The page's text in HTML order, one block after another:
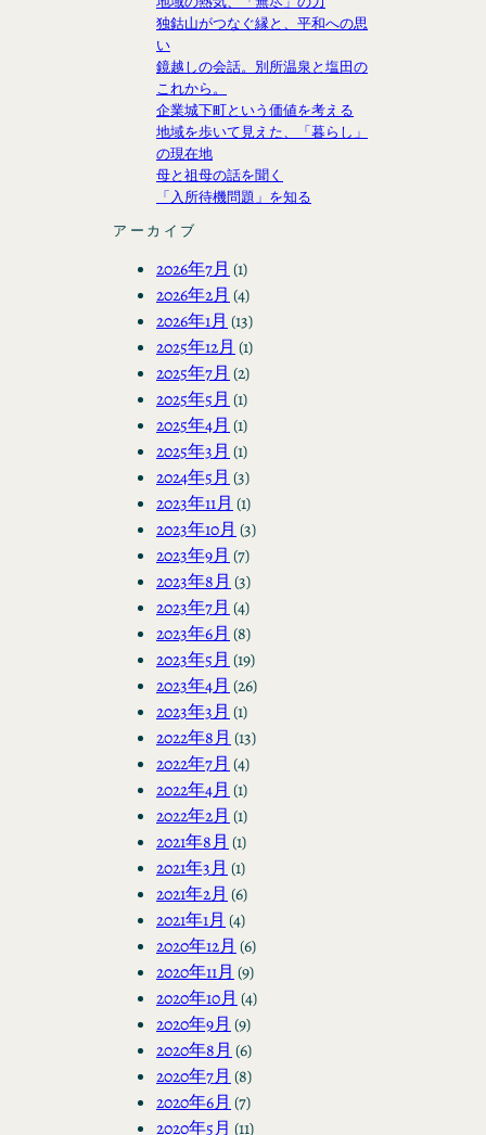
独鈷山がつなぐ縁と、平和への思
い
鏡越しの会話。別所温泉と塩田の
これから。
企業城下町という価値を考える
地域を歩いて見えた、「暮らし」
の現在地
母と祖母の話を聞く
「入所待機問題」を知る
アーカイブ
2026年7月 (1)
2026年2月 (4)
2026年1月 (13)
2025年12月 (1)
2025年7月 (2)
2025年5月 (1)
2025年4月 (1)
2025年3月 (1)
2024年5月 (3)
2023年11月 (1)
2023年10月 (3)
2023年9月 (7)
2023年8月 (3)
2023年7月 (4)
2023年6月 (8)
2023年5月 (19)
2023年4月 (26)
2023年3月 (1)
2022年8月 (13)
2022年7月 (4)
2022年4月 (1)
2022年2月 (1)
2021年8月 (1)
2021年3月 (1)
2021年2月 (6)
2021年1月 (4)
2020年12月 (6)
2020年11月 (9)
2020年10月 (4)
2020年9月 (9)
2020年8月 (6)
2020年7月 (8)
2020年6月 (7)
2020年5月 (11)